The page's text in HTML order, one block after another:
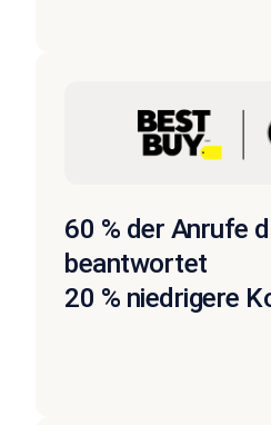
60 % der Anrufe
beantwortet
20 % niedrigere